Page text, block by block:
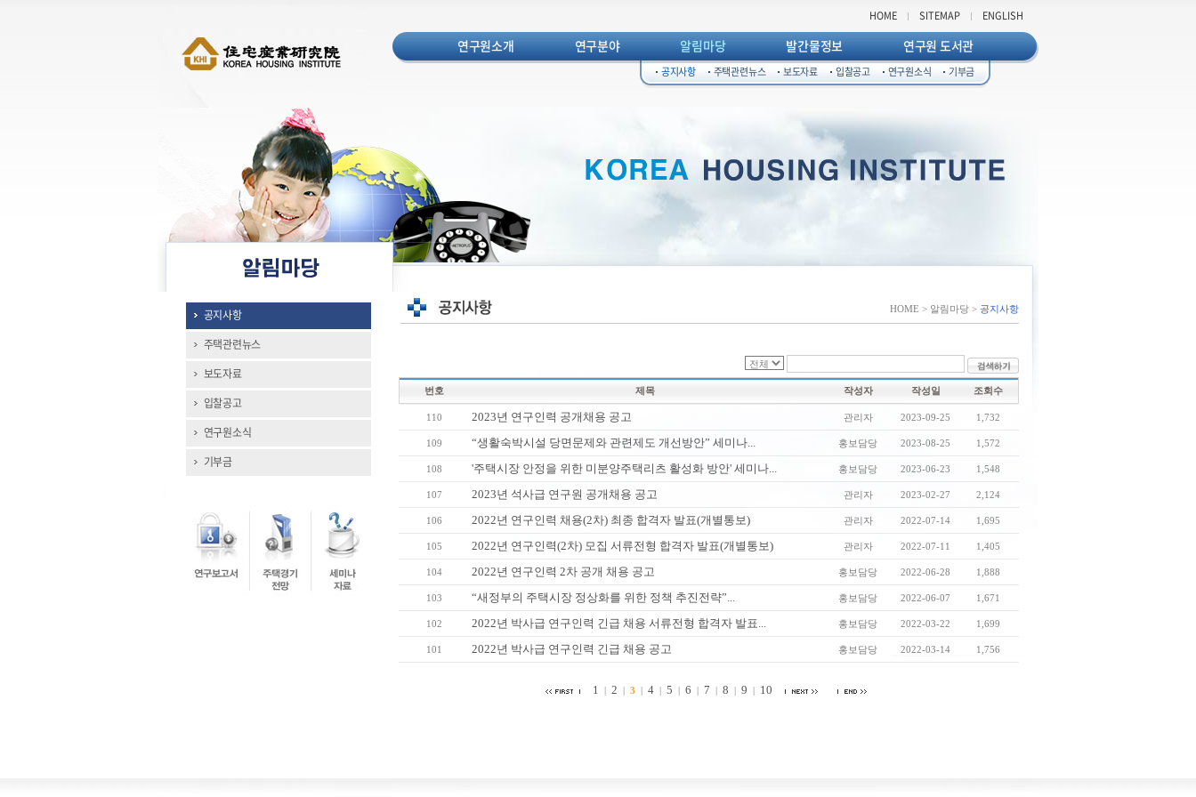
HOME SITEMAP ENGLISH
연구원소개 연구분야 알림마당
공지사항 주택관련뉴스 보도자료 입찰공고 연구원소식 기부금
발간물정보 연구원 도서관
공지사항
주택관련뉴스
보도자료
입찰공고
연구원소식
기부금
HOME > 알림마당 > 공지사항
번호 제목 작성자 작성일 조회수
110 2023년 연구인력 공개채용 공고 관리자 2023-09-25 1,732
109 “생활숙박시설 당면문제와 관련제도 개선방안” 세미나... 홍보담당 2023-08-25 1,572
108 '주택시장 안정을 위한 미분양주택리츠 활성화 방안' 세미나... 홍보담당 2023-06-23 1,548
107 2023년 석사급 연구원 공개채용 공고 관리자 2023-02-27 2,124
106 2022년 연구인력 채용(2차) 최종 합격자 발표(개별통보) 관리자 2022-07-14 1,695
105 2022년 연구인력(2차) 모집 서류전형 합격자 발표(개별통보) 관리자 2022-07-11 1,405
104 2022년 연구인력 2차 공개 채용 공고 홍보담당 2022-06-28 1,888
103 “새정부의 주택시장 정상화를 위한 정책 추진전략”... 홍보담당 2022-06-07 1,671
102 2022년 박사급 연구인력 긴급 채용 서류전형 합격자 발표... 홍보담당 2022-03-22 1,699
101 2022년 박사급 연구인력 긴급 채용 공고 홍보담당 2022-03-14 1,756
1 | 2 | 3 | 4 | 5 | 6 | 7 | 8 | 9 | 10